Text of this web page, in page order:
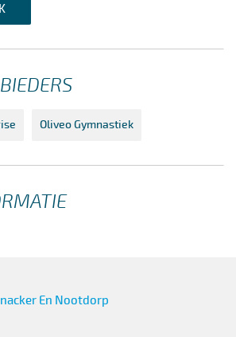
Oliveo Gymnastiek
En Nootdorp